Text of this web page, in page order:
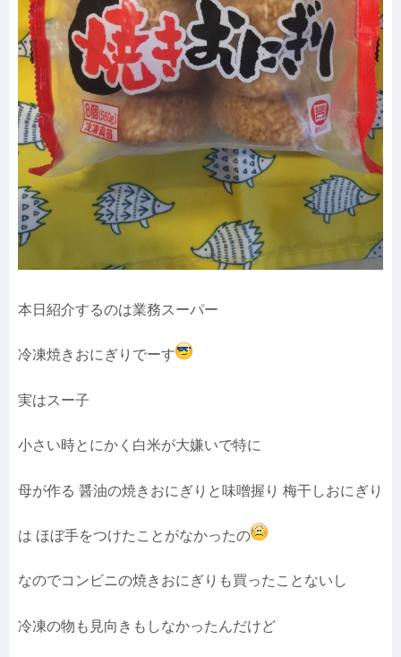
本日紹介するのは業務スーパー
冷凍焼きおにぎりでーす
実はスー子
小さい時とにかく白米が大嫌いで特に
母が作る 醤油の焼きおにぎりと味噌握り 梅干しおにぎり
は ほぼ手をつけたことがなかったの
なのでコンビニの焼きおにぎりも買ったことないし
冷凍の物も見向きもしなかったんだけど